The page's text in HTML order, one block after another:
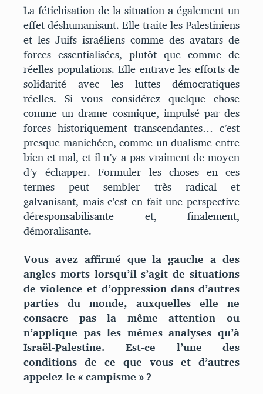
La fétichisation de la situation a également un
effet déshumanisant. Elle traite les Palestiniens
et les Juifs israéliens comme des avatars de
forces essentialisées, plutôt que comme de
réelles populations. Elle entrave les efforts de
solidarité avec les luttes démocratiques
réelles. Si vous considérez quelque chose
comme un drame cosmique, impulsé par des
forces historiquement transcendantes… c’est
presque manichéen, comme un dualisme entre
bien et mal, et il n’y a pas vraiment de moyen
d’y échapper. Formuler les choses en ces
termes peut sembler très radical et
galvanisant, mais c’est en fait une perspective
déresponsabilisante et, finalement,
démoralisante.
Vous avez affirmé que la gauche a des
angles morts lorsqu’il s’agit de situations
de violence et d’oppression dans d’autres
parties du monde, auxquelles elle ne
consacre pas la même attention ou
n’applique pas les mêmes analyses qu’à
Israël-Palestine. Est-ce l’une des
conditions de ce que vous et d’autres
appelez le « campisme » ?